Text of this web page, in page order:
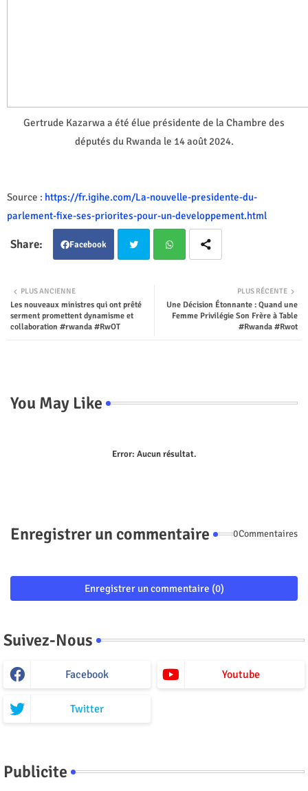
Gertrude Kazarwa a été élue présidente de la Chambre des
députés du Rwanda le 14 août 2024.
Source : https://fr.igihe.com/La-nouvelle-presidente-du-
parlement-fixe-ses-priorites-pour-un-developpement.html
Facebook
ter tsap
PLUS RÉCENTE
Une Décision Étonnante : Quand une
Femme Privilégie Son Frère à Table
#Rwanda #Rwot
PLUS ANCIENNE
Les nouveaux ministres qui ont prêté
serment promettent dynamisme et
collaboration #rwanda #RwOT
You May Like
Error: Aucun résultat.
Enregistrer un commentaire 0Commentaires
Enregistrer un commentaire (0)
Suivez-Nous
Facebook Youtube
Twitter
Publicite